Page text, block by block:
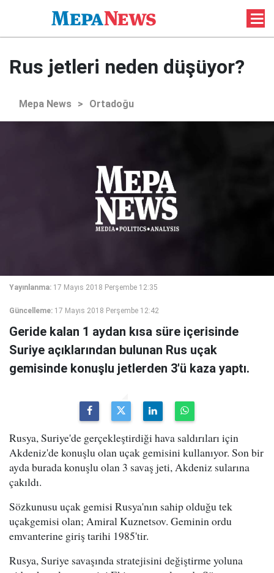
Rus jetleri neden düşüyor?
Mepa News > Ortadoğu
Yayınlanma: 17 Mayıs 2018 Perşembe 12:35
Güncelleme: 17 Mayıs 2018 Perşembe 12:42
Geride kalan 1 aydan kısa süre içerisinde
Suriye açıklarından bulunan Rus uçak
gemisinde konuşlu jetlerden 3'ü kaza yaptı.
Rusya, Suriye'de gerçekleştirdiği hava saldırıları için
Akdeniz'de konuşlu olan uçak gemisini kullanıyor. Son bir
ayda burada konuşlu olan 3 savaş jeti, Akdeniz sularına
çakıldı.
Sözkunusu uçak gemisi Rusya'nın sahip olduğu tek
uçakgemisi olan; Amiral Kuznetsov. Geminin ordu
emvanterine giriş tarihi 1985'tir.
Rusya, Suriye savaşında stratejisini değiştirme yoluna